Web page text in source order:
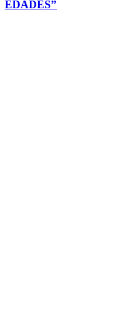
EDADES”